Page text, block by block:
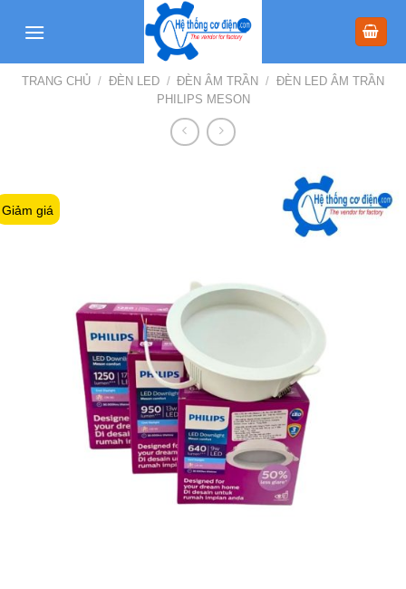
TRANG CHỦ / ĐÈN LED / ĐÈN ÂM TRẦN / ĐÈN LED ÂM TRẦN
PHILIPS MESON
Giảm giá